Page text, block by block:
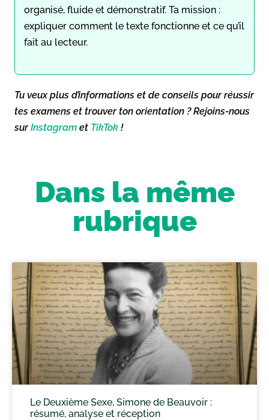
organisé, fluide et démonstratif. Ta mission :
expliquer comment le texte fonctionne et ce qu’il
fait au lecteur.
Tu veux plus d’informations et de conseils pour réussir
tes examens et trouver ton orientation ? Rejoins-nous
surInstagram et TikTok !
Dans la même
rubrique
Le Deuxième Sexe, Simone de Beauvoir :
résumé, analyse et réception